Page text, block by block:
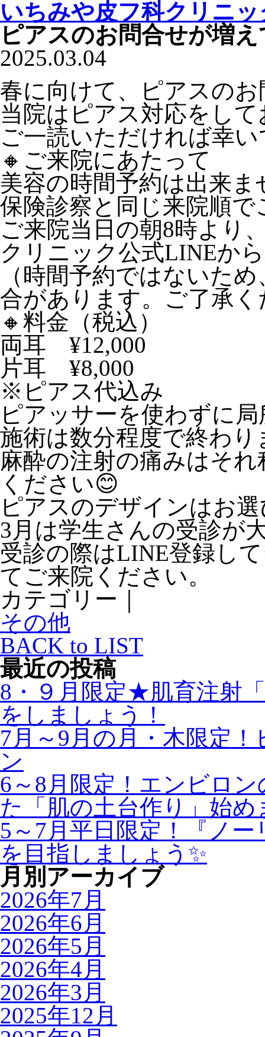
いちみや皮フ科クリニ
ピアスのお問合せが増
2025.03.04
春に向けて、ピアスの
当院はピアス対応をし
ご一読いただければ幸
🔸ご来院にあたって
美容の時間予約は出来ま
保険診察と同じ来院順
ご来院当日の朝8時より
クリニック公式LINEか
（時間予約ではないた
合があります。ご了承
🔸料金（税込）
両耳 ¥12,000
片耳 ¥8,000
※ピアス代込み
ピアッサーを使わずに
施術は数分程度で終わり
麻酔の注射の痛みはそ
ください😊
ピアスのデザインはお
3月は学生さんの受診が
受診の際はLINE登録し
てご来院ください。
カテゴリー｜
その他
BACK to LIST
最近の投稿
8・９月限定★肌育注射
をしましょう！
7月～9月の月・木限定
ン
6～8月限定！エンビロ
た「肌の土台作り」始め
5～7月平日限定！『ノ
を目指しましょう✨
月別アーカイブ
2026年7月
2026年6月
2026年5月
2026年4月
2026年3月
2025年12月